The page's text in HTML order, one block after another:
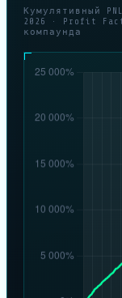
Кумулятивный
2026 · Profit
компаунда